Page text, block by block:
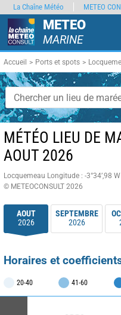
METEO
MARINE
Accueil Ports et spots
MÉTÉO LIEU DE
AOUT 2026
Locquemeau Longitude : -3°34’,98 W
© METEOCONSULT 2026
AOUT
2026
SEPTEMBRE
2026
Horaires et
20-40 41-60
La Chaîne Météo METEO